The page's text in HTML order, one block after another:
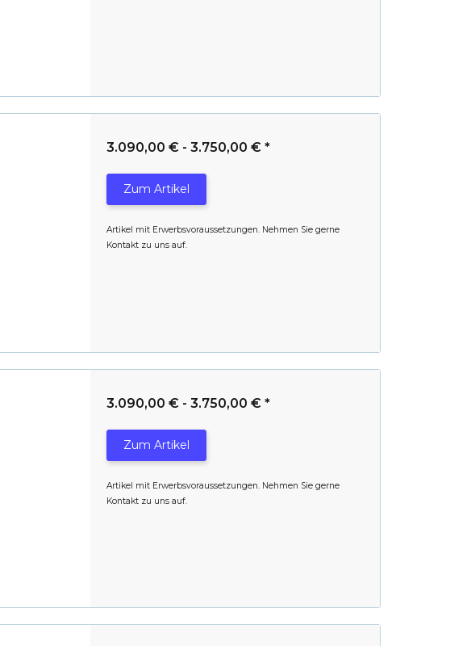
3.090,00 € - 3.750,00 € *
Zum Artikel
Artikel mit Erwerbsvoraussetzungen. Nehmen Sie gerne
Kontakt zu uns auf.
3.090,00 € - 3.750,00 € *
Zum Artikel
Artikel mit Erwerbsvoraussetzungen. Nehmen Sie gerne
Kontakt zu uns auf.